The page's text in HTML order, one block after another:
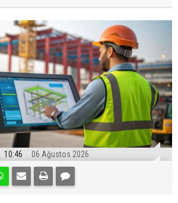
10:46 06 Ağustos 2026